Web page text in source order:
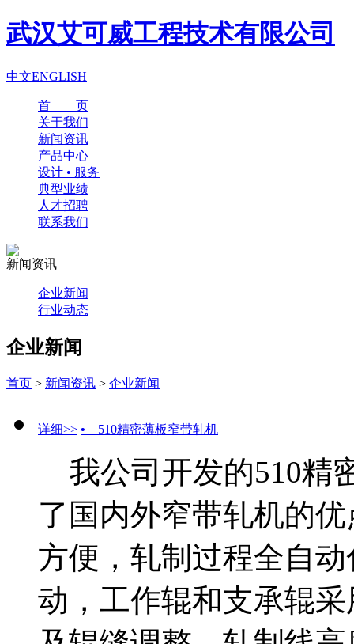
武汉艾可威工程技术有限公司
中文ENGLISH
首 页
关于我们
新闻资讯
产品中心
设计 • 服务
典型业绩
人才招聘
联系我们
新闻资讯
企业新闻
行业动态
企业新闻
首页 > 新闻资讯 > 企业新闻
详细>> • 510精密薄板窄带轧机
我公司开发的510精
了国内外窄带轧机的
方便，轧制过程全自
动，工作辊和支承辊